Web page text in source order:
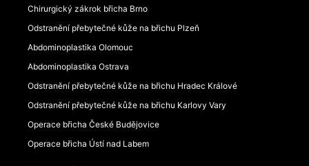
Chirurgický zákrok břicha Brno
Odstranění přebytečné kůže na břichu Plzeň
Abdominoplastika Olomouc
Abdominoplastika Ostrava
Odstranění přebytečné kůže na břichu Hradec Králové
Odstranění přebytečné kůže na břichu Karlovy Vary
Operace břicha České Budějovice
Operace břicha Ústí nad Labem